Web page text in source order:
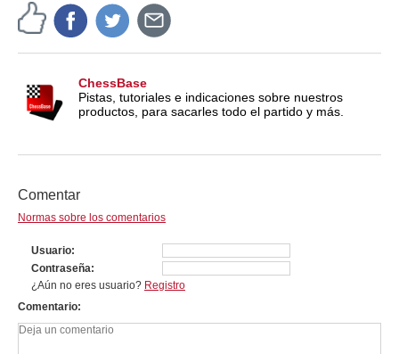
ChessBase
Pistas, tutoriales e indicaciones sobre nuestros
productos, para sacarles todo el partido y más.
Comentar
Normas sobre los comentarios
Usuario
Contraseña
¿Aún no eres usuario? Registro
Comentario